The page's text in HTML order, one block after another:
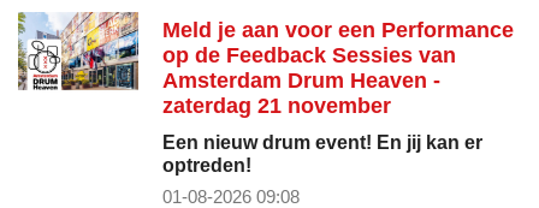
Meld je aan voor een Performance
op de Feedback Sessies van
Amsterdam Drum Heaven -
zaterdag 21 november
Een nieuw drum event! En jij kan er
optreden!
01-08-2026 09:08